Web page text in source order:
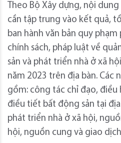
Theo Bộ Xây dựng, nội
cần tập trung vào kết quả,
ban hành văn bản quy
chính sách, pháp luật về
sản và phát triển nhà ở xã
năm 2023 trên địa bàn. Các
gồm: công tác chỉ đạo, điều
điều tiết bất động sản tại
phát triển nhà ở xã hội,
hội, nguồn cung và giao